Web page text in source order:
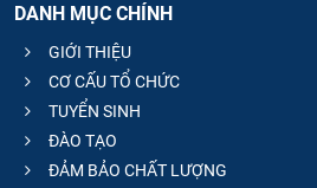
DANH MỤC CHÍNH
GIỚI THIỆU
CƠ CẤU TỔ CHỨC
TUYỂN SINH
ĐÀO TẠO
ĐẢM BẢO CHẤT LƯỢNG